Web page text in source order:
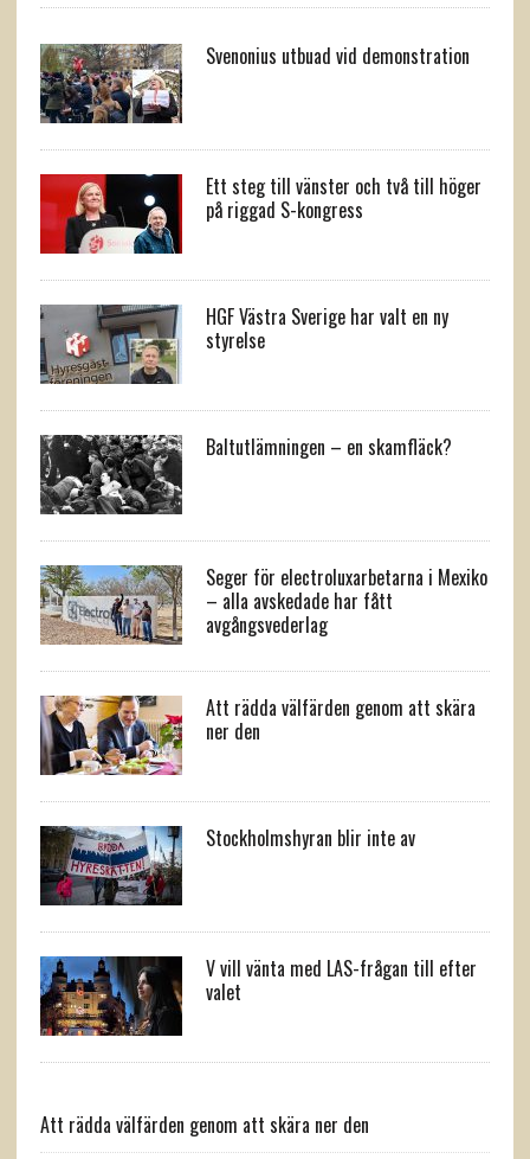
Svenonius utbuad vid demonstration
Ett steg till vänster och två till höger
på riggad S-kongress
HGF Västra Sverige har valt en ny
styrelse
Baltutlämningen – en skamfläck?
Seger för electroluxarbetarna i Mexiko
– alla avskedade har fått
avgångsvederlag
Att rädda välfärden genom att skära
ner den
Stockholmshyran blir inte av
V vill vänta med LAS-frågan till efter
valet
Att rädda välfärden genom att skära ner den